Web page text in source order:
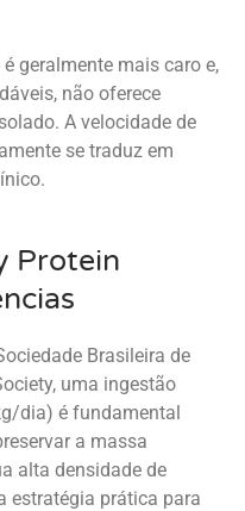
geralmente mais caro e,
não oferece
A velocidade de
se traduz em
Protein
Brasileira de
uma ingestão
dia) é fundamental
a massa
alta densidade de
estratégia prática para